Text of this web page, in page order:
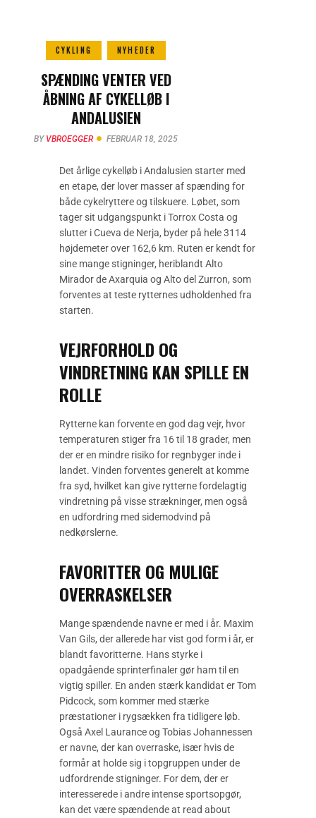
CYKLING NYHEDER
SPÆNDING VENTER VED
ÅBNING AF CYKELLØB I
ANDALUSIEN
BY VBROEGGER FEBRUAR 18, 2025
Det årlige cykelløb i Andalusien starter med
en etape, der lover masser af spænding for
både cykelryttere og tilskuere. Løbet, som
tager sit udgangspunkt i Torrox Costa og
slutter i Cueva de Nerja, byder på hele 3114
højdemeter over 162,6 km. Ruten er kendt for
sine mange stigninger, heriblandt Alto
Mirador de Axarquia og Alto del Zurron, som
forventes at teste rytternes udholdenhed fra
starten.
VEJRFORHOLD OG
VINDRETNING KAN SPILLE EN
ROLLE
Rytterne kan forvente en god dag vejr, hvor
temperaturen stiger fra 16 til 18 grader, men
der er en mindre risiko for regnbyger inde i
landet. Vinden forventes generelt at komme
fra syd, hvilket kan give rytterne fordelagtig
vindretning på visse strækninger, men også
en udfordring med sidemodvind på
nedkørslerne.
FAVORITTER OG MULIGE
OVERRASKELSER
Mange spændende navne er med i år. Maxim
Van Gils, der allerede har vist god form i år, er
blandt favoritterne. Hans styrke i
opadgående sprinterfinaler gør ham til en
vigtig spiller. En anden stærk kandidat er Tom
Pidcock, som kommer med stærke
præstationer i rygsækken fra tidligere løb.
Også Axel Laurance og Tobias Johannessen
er navne, der kan overraske, især hvis de
formår at holde sig i topgruppen under de
udfordrende stigninger. For dem, der er
interesserede i andre intense sportsopgør,
kan det være spændende at read about